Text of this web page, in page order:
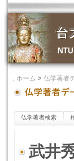
． ホーム > 仏学著者
仏学著者検索
武井